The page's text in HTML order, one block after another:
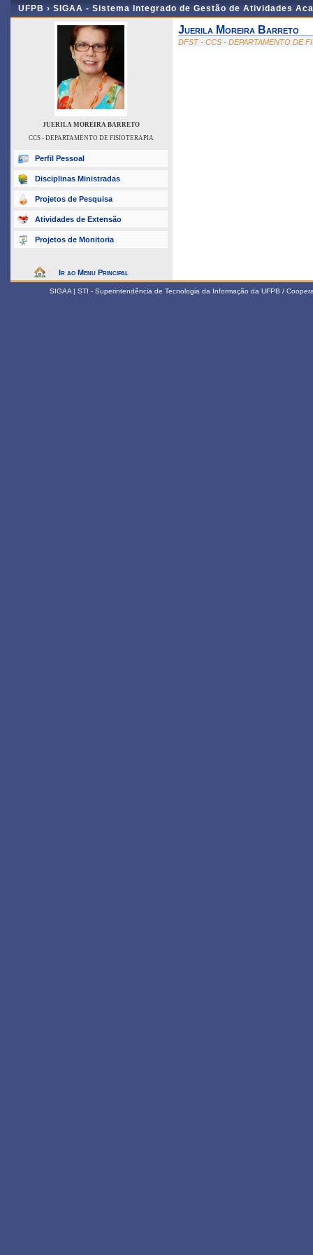
UFPB › SIGAA - Sistema Integrado de Gestão de Atividades
JUERILA MOREIRA BARRETO
CCS - DEPARTAMENTO DE FISIOTERAPIA
Perfil Pessoal
Disciplinas Ministradas
Projetos de Pesquisa
Atividades de Extensão
Projetos de Monitoria
Ir ao Menu Principal
Juerila Moreira Barreto
DFST - CCS - DEPARTAMENTO DE
SIGAA | STI - Superintendência de Tecnologia da Informação da UFPB /